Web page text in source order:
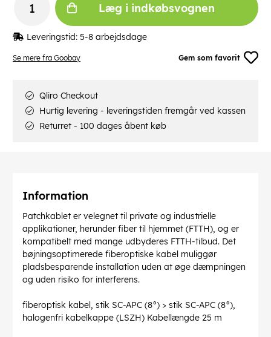
Se mere fra Goobay Gem som favorit
Læg i indkøbsvognen
Leveringstid: 5-8 arbejdsdage
Qliro Checkout
Hurtig levering - leveringstiden fremgår ved kassen
Returret - 100 dages åbent køb
Information
Patchkablet er velegnet til private og industrielle
applikationer, herunder fiber til hjemmet (FTTH), og er
kompatibelt med mange udbyderes FTTH-tilbud. Det
bøjningsoptimerede fiberoptiske kabel muliggør
pladsbesparende installation uden at øge dæmpningen
og uden risiko for interferens.
fiberoptisk kabel, stik SC-APC (8°) > stik SC-APC (8°),
halogenfri kabelkappe (LSZH) Kabellængde 25 m